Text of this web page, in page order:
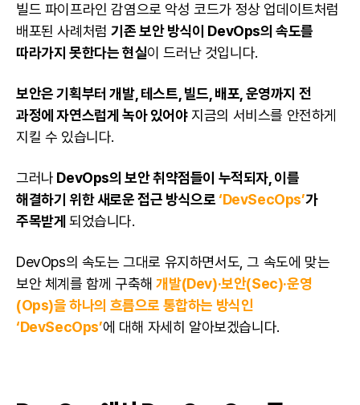
빌드 파이프라인 감염으로 악성 코드가 정상 업데이트처럼
배포된 사례처럼기존 보안 방식이 DevOps의 속도를
따라가지 못한다는 현실이 드러난 것입니다.
보안은 기획부터 개발, 테스트, 빌드, 배포, 운영까지 전
과정에 자연스럽게 녹아 있어야지금의 서비스를 안전하게
지킬 수 있습니다.
그러나 DevOps의 보안 취약점들이 누적되자, 이를
해결하기 위한 새로운 접근 방식으로‘DevSecOps’가
주목받게 되었습니다.
DevOps의 속도는 그대로 유지하면서도, 그 속도에 맞는
보안 체계를 함께 구축해개발(Dev)·보안(Sec)·운영
(Ops)을 하나의 흐름으로 통합하는 방식인
‘DevSecOps’에 대해 자세히 알아보겠습니다.